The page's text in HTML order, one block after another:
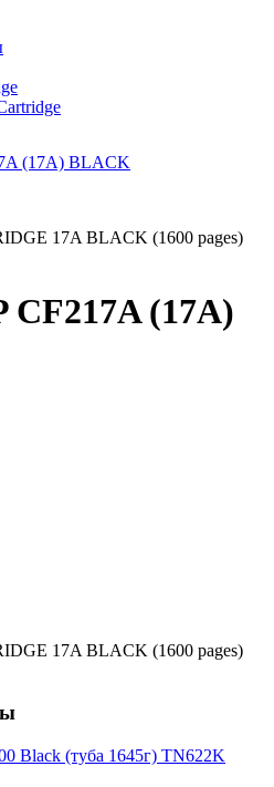
17A BLACK (1600 pages)
(17A)
17A BLACK (1600 pages)